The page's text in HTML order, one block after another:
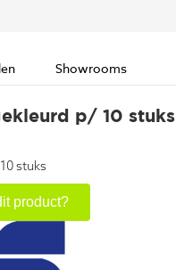
Showrooms
p/ 10 stuks
stuks
product?